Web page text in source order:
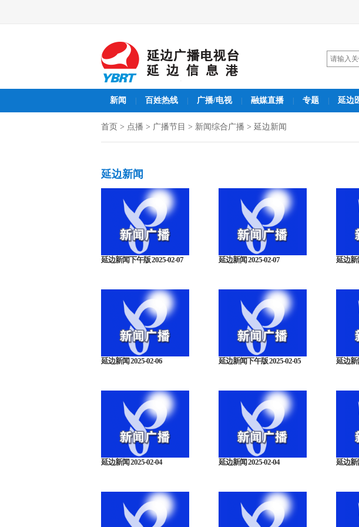
新闻 百姓热线 广播/电视 融媒直播 专题 延边
首页 > 点播 > 广播节目 > 新闻综合广播 > 延边新闻
延边新闻
延边新闻下午版 2025-02-07 延边新闻 2025-02-07 延边新
延边新闻 2025-02-06 延边新闻下午版 2025-02-05 延边新
延边新闻 2025-02-04 延边新闻 2025-02-04 延边新